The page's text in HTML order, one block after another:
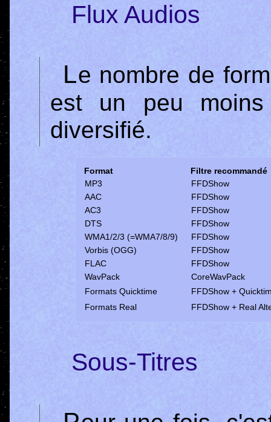
Flux Audios
Le nombre de formats de compression audio
est un peu
diversifié.
Format
Filtre recommandé
MP3
FFDShow
AAC
FFDShow
AC3
FFDShow
DTS
FFDShow
WMA1/2/3 (=WMA7/8/9)
FFDShow
Vorbis (OGG)
FFDShow
FLAC
FFDShow
WavPack
CoreWavPack
Formats Quicktime
FFDShow +
Formats Real
FFDShow + Real
Sous-Titres